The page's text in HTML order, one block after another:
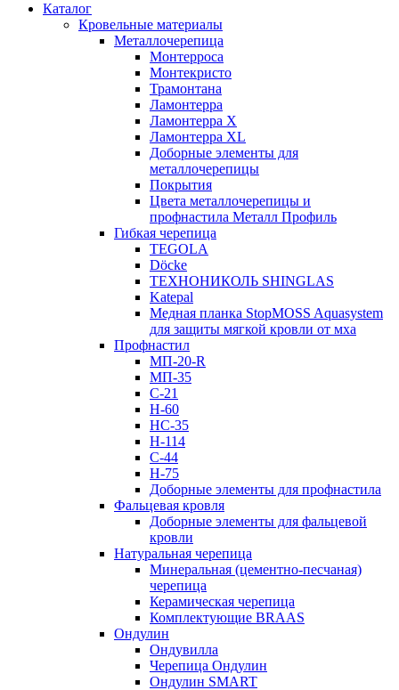
Каталог
Кровельные материалы
Металлочерепица
Монтерроса
Монтекристо
Трамонтана
Ламонтерра
Ламонтерра X
Ламонтерра XL
Доборные элементы для
металлочерепицы
Покрытия
Цвета металлочерепицы и
профнастила Металл Профиль
Гибкая черепица
TEGOLA
Döcke
ТЕХНОНИКОЛЬ SHINGLAS
Katepal
Медная планка StopMOSS Aquasystem
для защиты мягкой кровли от мха
Профнастил
МП-20-R
МП-35
С-21
Н-60
НС-35
Н-114
С-44
Н-75
Доборные элементы для профнастила
Фальцевая кровля
Доборные элементы для фальцевой
кровли
Натуральная черепица
Минеральная (цементно-песчаная)
черепица
Керамическая черепица
Комплектующие BRAAS
Ондулин
Ондувилла
Черепица Ондулин
Ондулин SMART